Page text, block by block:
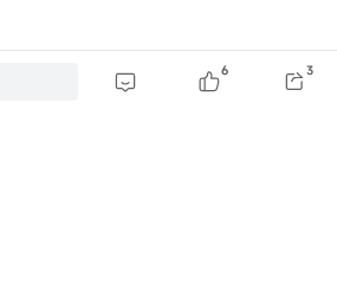
代表作者個人觀點，不代表富途任何立場，亦不
不作任何保證與承諾。
更多信息
6 3